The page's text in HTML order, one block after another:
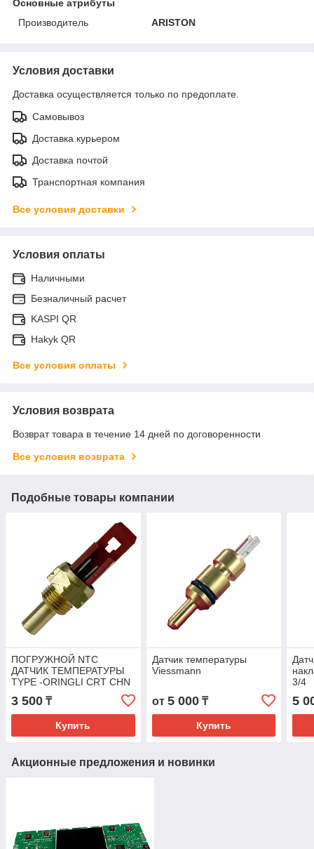
Основные атрибуты
Производитель
ARISTON
Условия доставки
Доставка осуществляется только по предоплате.
Самовывоз
Доставка курьером
Доставка почтой
Транспортная компания
Все условия доставки
Условия оплаты
Наличными
Безналичный расчет
KASPI QR
Hakyk QR
Все условия оплаты
Условия возврата
Возврат товара в течение 14 дней по договоренности
Все условия возврата
Подобные товары компании
ПОГРУЖНОЙ NTC
ДАТЧИК ТЕМПЕРАТУРЫ
TYPE -ORINGLI CRT CHN
3 500 ₸
Купить
Датчик температуры
Viessmann
от 5 000₸
Купить
3/4
5
Акционные предложения и новинки